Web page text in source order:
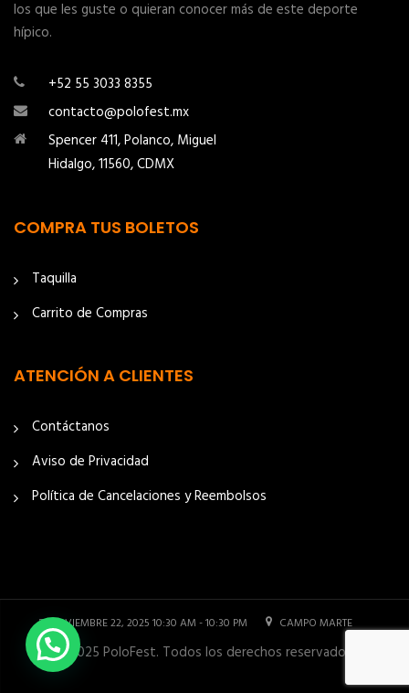
los que les guste o quieran conocer más de este deporte
hípico.
+52 55 3033 8355
contacto@polofest.mx
Spencer 411, Polanco, Miguel
Hidalgo, 11560, CDMX
COMPRA TUS BOLETOS
Taquilla
Carrito de Compras
ATENCIÓN A CLIENTES
Contáctanos
Aviso de Privacidad
Política de Cancelaciones y Reembolsos
NOVIEMBRE 22, 2025 10:30 AM - 10:30 PM CAMPO MARTE
© 2025 PoloFest. Todos los derechos reservados.